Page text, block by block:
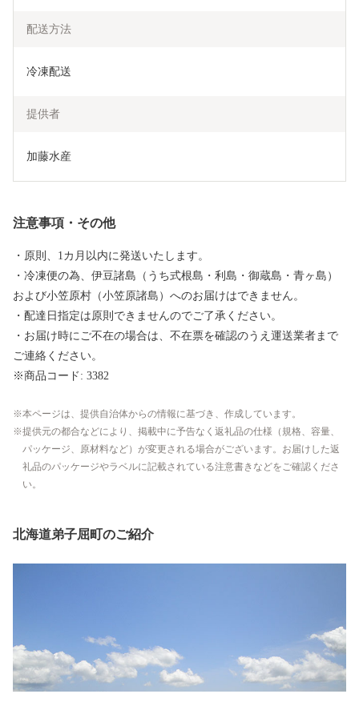
配送方法
冷凍配送
提供者
加藤水産
注意事項・その他
・原則、1カ月以内に発送いたします。
・冷凍便の為、伊豆諸島（うち式根島・利島・御蔵島・青ヶ島）
および小笠原村（小笠原諸島）へのお届けはできません。
・配達日指定は原則できませんのでご了承ください。
・お届け時にご不在の場合は、不在票を確認のうえ運送業者まで
ご連絡ください。
※商品コード: 3382
本ページは、提供自治体からの情報に基づき、作成しています。
提供元の都合などにより、掲載中に予告なく返礼品の仕様（規格、容量、
パッケージ、原材料など）が変更される場合がございます。お届けした返
礼品のパッケージやラベルに記載されている注意書きなどをご確認くださ
い。
北海道弟子屈町のご紹介